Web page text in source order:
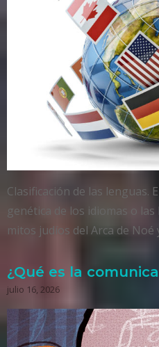
Clasificación de las lenguas.
genética de los idiomas o
mitos judíos del Arca de
¿Qué es la
julio 16, 2026